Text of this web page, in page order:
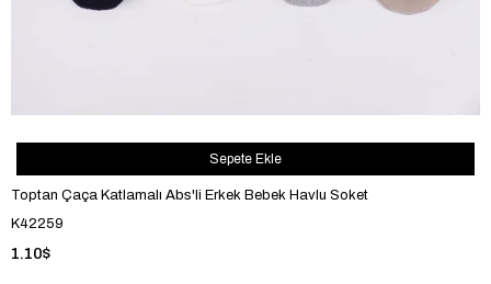
Toptan Çaça Katlamalı Abs'li Erkek Bebek Havlu Soket
K42259
1.10$
Sepete Ekle